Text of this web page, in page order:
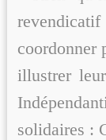
coordonner
illustrer
solidaires :